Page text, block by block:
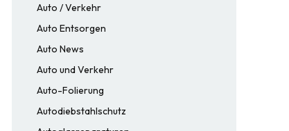
Auto / Verkehr
Auto Entsorgen
Auto News
Auto und Verkehr
Auto-Folierung
Autodiebstahlschutz